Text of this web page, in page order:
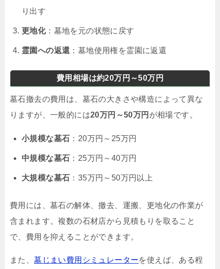
り出す
更地化：墓地を元の状態に戻す
霊園への返還 ：墓地使用権を霊園に返還
費用相場は約20万円～50万円
墓石撤去の費用は、墓石の大きさや構造によって異な
りますが、一般的には20万円～50万円 が相場です。
小規模な墓石 ：20万円～25万円
中規模な墓石 ：25万円～40万円
大規模な墓石 ：35万円～50万円以上
費用には、墓石の解体、撤去、運搬、更地化の作業が
含まれます。複数の石材店から見積もりを取ること
で、費用を抑えることができます。
また、墓じまい費用シミュレーターを使えば、ある程